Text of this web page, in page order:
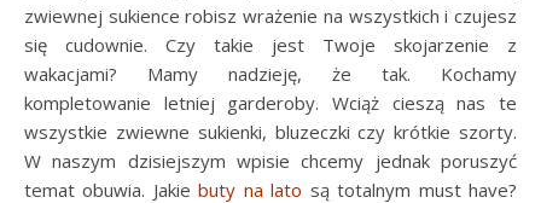
zwiewnej sukience robisz wrażenie na wszystkich i czujesz
się cudownie. Czy takie jest Twoje skojarzenie z
wakacjami? Mamy nadzieję, że tak. Kochamy
kompletowanie letniej garderoby. Wciąż cieszą nas te
wszystkie zwiewne sukienki, bluzeczki czy krótkie szorty.
W naszym dzisiejszym wpisie chcemy jednak poruszyć
temat obuwia. Jakiebuty na lato są totalnym must have?